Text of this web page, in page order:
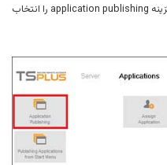
سربرگهای بالا گزینه applications و سپس گزینه application publishing را انتخاب